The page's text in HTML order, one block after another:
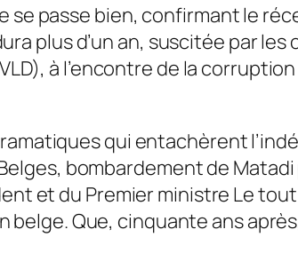
se passe bien, confirmant le
plus d’un an, suscitée par les
à l’encontre de la
qui entachèrent
bombardement de Matadi
et du Premier ministre Le
Que, cinquante ans